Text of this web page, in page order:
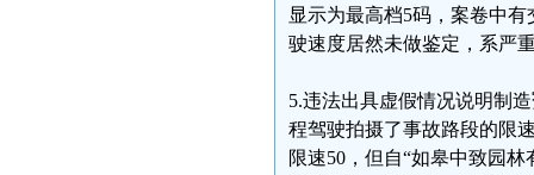
显示为最高档5码，案卷中
驶速度居然未做鉴定，系严
5.违法出具虚假情况说明制
程驾驶拍摄了事故路段的限
限速50，但自“如皋中致园